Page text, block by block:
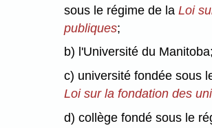
sous le régime de la Loi
publiques;
b) l'Université du Manitoba;
c) université fondée sous
Loi sur la fondation des
d) collège fondé sous le